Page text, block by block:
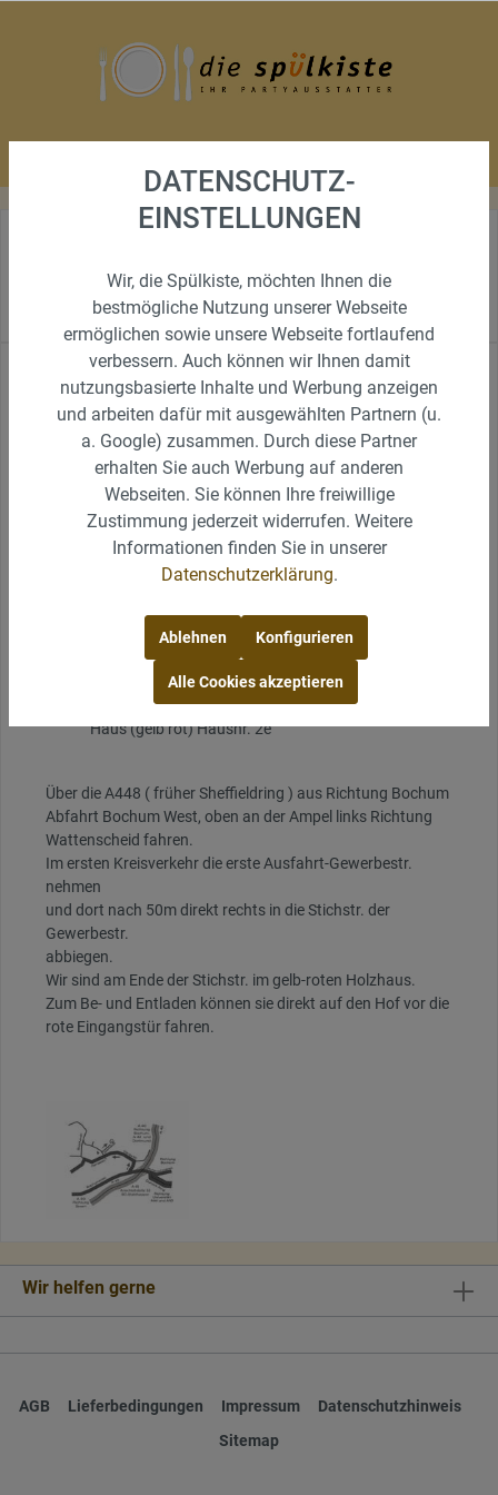
Anfahrt aus Bochum oder Dortmund
A 40 Ausfahrt Innenstadt-West früher Stahlhausen
Rechts auf Wattenscheider Str./ Hansastr. folgen bis
Kreisverkehr 1.rechts auf Gewerbestr.
nach 50m rechts in Stichstr. Gewerbestr letztes
Haus (gelb rot) Hausnr. 2e
A 40 Ausfahrt Innenstadt- West früher Stahlhausen
rechts auf Wattenscheider Str./ Hansastr
im Kreisverkehr 1.rechts Gewerbestr.
nach 50m rechts in Stichstr. Gewerbestr letztes
Haus (gelb rot) Hausnr. 2e
Über die A448 ( früher Sheffieldring ) aus Richtung Bochum
Abfahrt Bochum West, oben an der Ampel links Richtung
Wattenscheid fahren.
Im ersten Kreisverkehr die erste Ausfahrt-Gewerbestr.
nehmen
und dort nach 50m direkt rechts in die Stichstr. der
Gewerbestr.
abbiegen.
Wir sind am Ende der Stichstr. im gelb-roten Holzhaus.
Zum Be- und Entladen können sie direkt auf den Hof vor die
rote Eingangstür fahren.
Wir helfen gerne
AGB Lieferbedingungen Impressum
Datenschutzhinweis
Sitemap
DATENSCHUTZ-
EINSTELLUNGEN
Wir, die Spülkiste, möchten Ihnen die
bestmögliche Nutzung unserer Webseite
ermöglichen sowie unsere Webseite fortlaufend
verbessern. Auch können wir Ihnen damit
nutzungsbasierte Inhalte und Werbung anzeigen
und arbeiten dafür mit ausgewählten Partnern (u.
a. Google) zusammen. Durch diese Partner
erhalten Sie auch Werbung auf anderen
Webseiten. Sie können Ihre freiwillige
Zustimmung jederzeit widerrufen. Weitere
Informationen finden Sie in unserer
Datenschutzerklärung.
Ablehnen Konfigurieren
Alle Cookies akzeptieren